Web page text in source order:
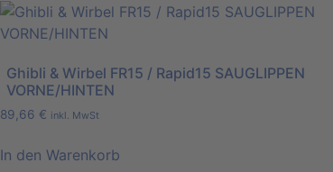
Ghibli & Wirbel FR15 / Rapid15 SAUGLIPPEN
VORNE/HINTEN
89,66 € inkl. MwSt
In den Warenkorb